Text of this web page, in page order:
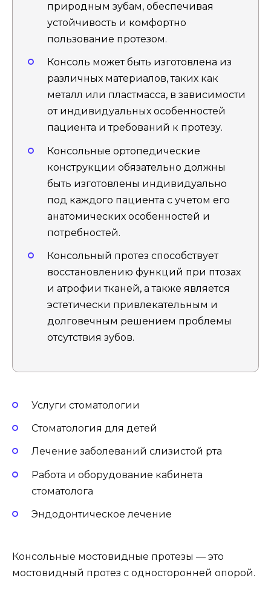
природным зубам, обеспечивая
устойчивость и комфортно
пользование протезом.
Консоль может быть изготовлена из
различных материалов, таких как
металл или пластмасса, в зависимости
от индивидуальных особенностей
пациента и требований к протезу.
Консольные ортопедические
конструкции обязательно должны
быть изготовлены индивидуально
под каждого пациента с учетом его
анатомических особенностей и
потребностей.
Консольный протез способствует
восстановлению функций при птозах
и атрофии тканей, а также является
эстетически привлекательным и
долговечным решением проблемы
отсутствия зубов.
Услуги стоматологии
Стоматология для детей
Лечение заболеваний слизистой рта
Работа и оборудование кабинета
стоматолога
Эндодонтическое лечение
Консольные мостовидные протезы — это
мостовидный протез с односторонней опорой.